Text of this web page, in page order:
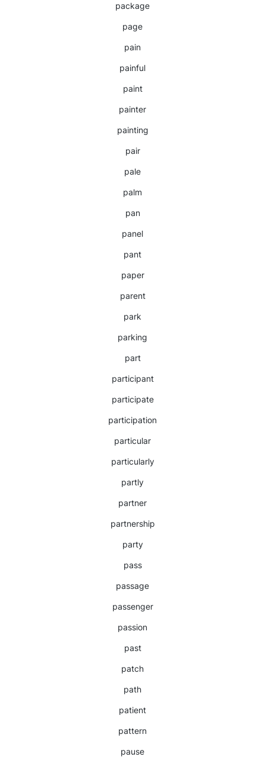
package
page
pain
painful
paint
painter
painting
pair
pale
palm
pan
panel
pant
paper
parent
park
parking
part
participant
participate
participation
particular
particularly
partly
partner
partnership
party
pass
passage
passenger
passion
past
patch
path
patient
pattern
pause